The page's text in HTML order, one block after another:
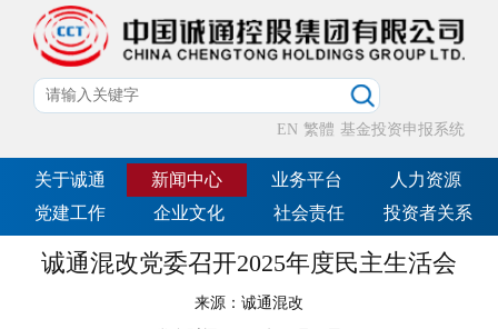
EN 繁體 基金投资申报系统
关于诚通 新闻中心 业务平台
人力资源
党建工作
企业文化 社会责任 投资者关系
诚通混改党委召开2025年度民主生活会
来源： 诚通混改